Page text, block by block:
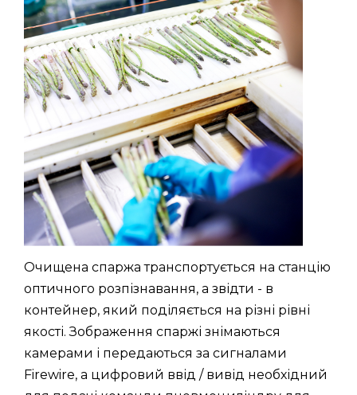
Очищена спаржа транспортується на станцію
оптичного розпізнавання, а звідти - в
контейнер, який поділяється на різні рівні
якості. Зображення спаржі знімаються
камерами і передаються за сигналами
Firewire, а цифровий ввід / вивід необхідний